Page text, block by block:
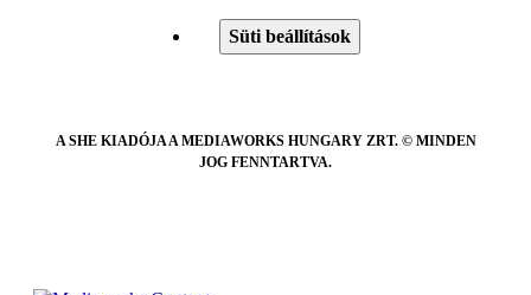
Süti beállítások
A SHE KIADÓJA A MEDIAWORKS HUNGARY ZRT. © MINDEN
JOG FENNTARTVA.